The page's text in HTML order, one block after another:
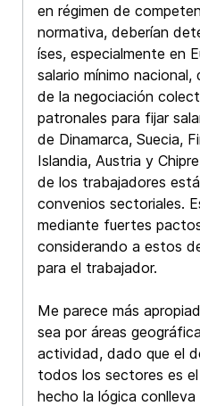
en régimen de
normativa, deberían
íses, especialmente en
salario mínimo nacional,
de la negociación
patronales para fijar
de Dinamarca, Suecia,
Islandia, Austria y
de los trabajadores
convenios sectoriales.
mediante fuertes
considerando a estos
para el trabajador.
Me parece más
sea por áreas
actividad, dado que el
todos los sectores es
hecho la lógica conlleva